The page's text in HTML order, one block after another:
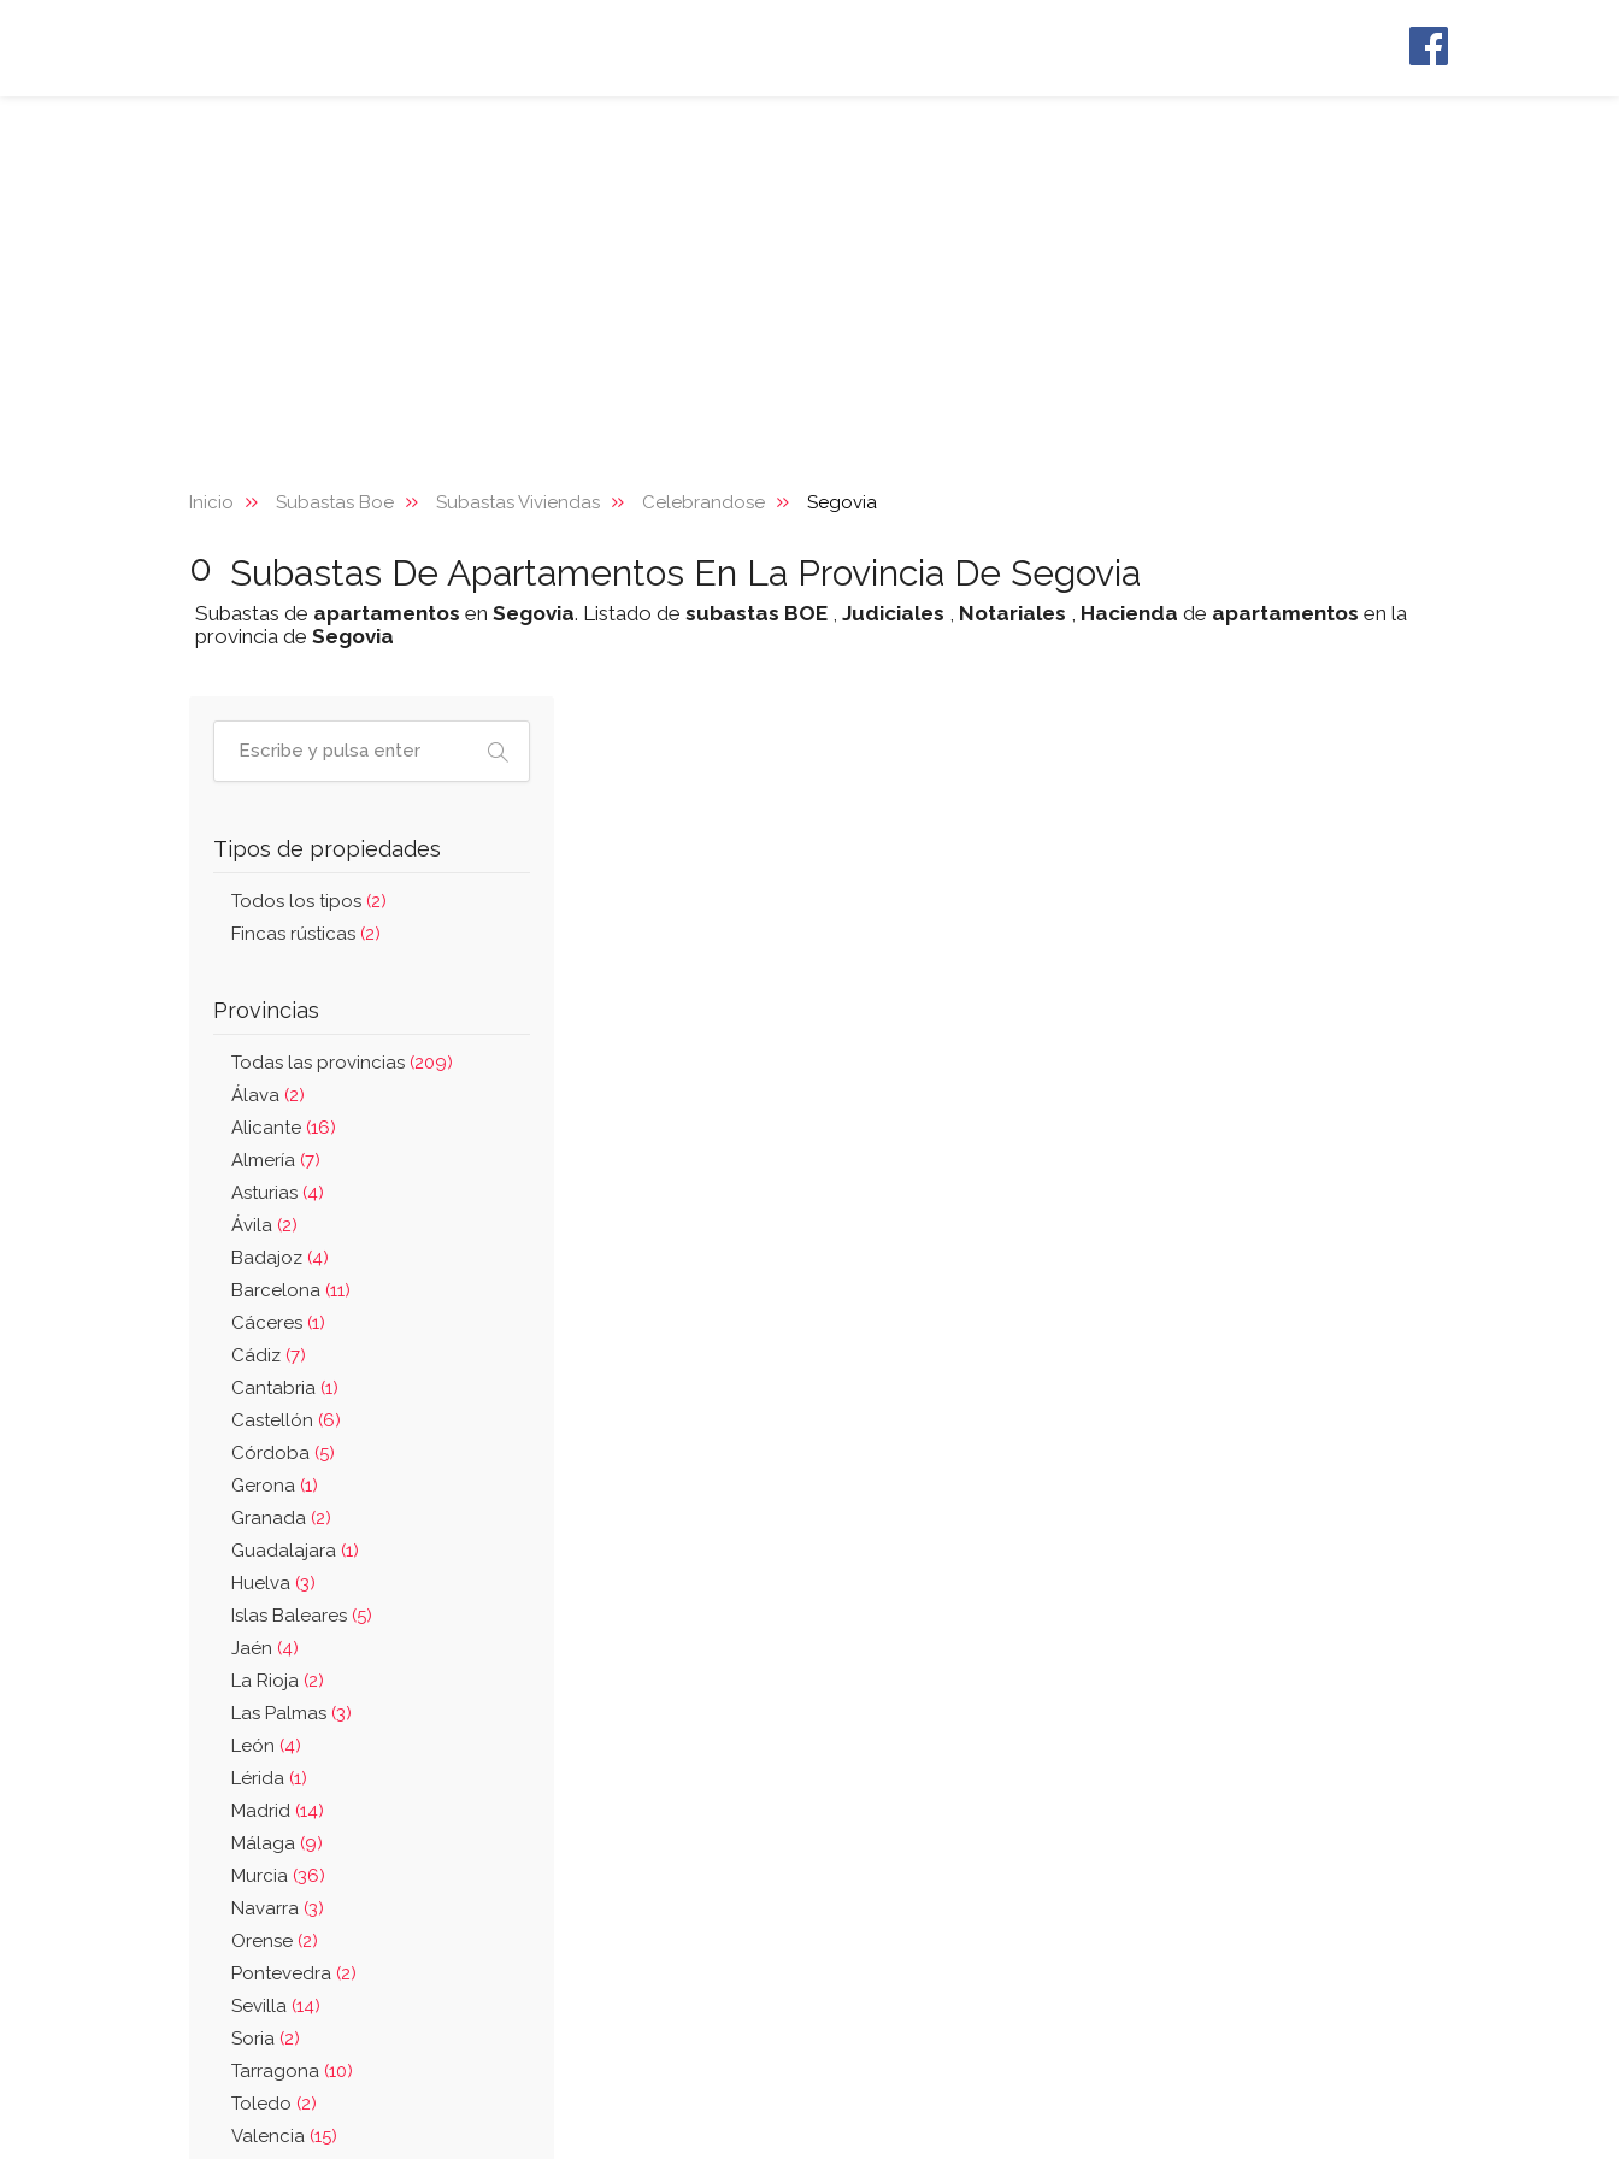
Inicio Subastas Boe Subastas Viviendas Celebrandose Segovia
0 Subastas De Apartamentos En La Provincia De Segovia
Subastas de apartamentos en Segovia. Listado de subastas BOE , Judiciales , Notariales , Hacienda de apartamentos en la
provincia de Segovia
Tipos de propiedades
Todos los tipos (2)
Fincas rústicas (2)
Provincias
Todas las provincias (209)
Álava (2)
Alicante (16)
Almería (7)
Asturias (4)
Ávila (2)
Badajoz (4)
Barcelona (11)
Cáceres (1)
Cádiz (7)
Cantabria (1)
Castellón (6)
Córdoba (5)
Gerona (1)
Granada (2)
Guadalajara (1)
Huelva (3)
Islas Baleares (5)
Jaén (4)
La Rioja (2)
Las Palmas (3)
León (4)
Lérida (1)
Madrid (14)
Málaga (9)
Murcia (36)
Navarra (3)
Orense (2)
Pontevedra (2)
Sevilla (14)
Soria (2)
Tarragona (10)
Toledo (2)
Valencia (15)